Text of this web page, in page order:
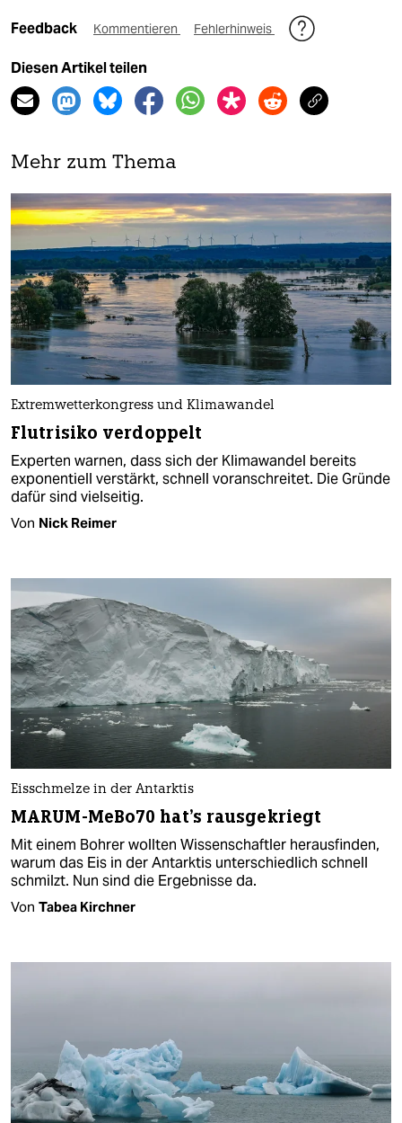
Feedback Kommentieren Fehlerhinweis
Diesen Artikel teilen
Mehr zum Thema
Extremwetterkongress und Klimawandel
Flutrisiko verdoppelt
Experten warnen, dass sich der Klimawandel bereits
exponentiell verstärkt, schnell voranschreitet. Die Gründe
dafür sind vielseitig.
Von Nick Reimer
Eisschmelze in der Antarktis
MARUM-MeBo70 hat's rausgekriegt
Mit einem Bohrer wollten Wissenschaftler herausfinden,
warum das Eis in der Antarktis unterschiedlich schnell
schmilzt. Nun sind die Ergebnisse da.
Von Tabea Kirchner